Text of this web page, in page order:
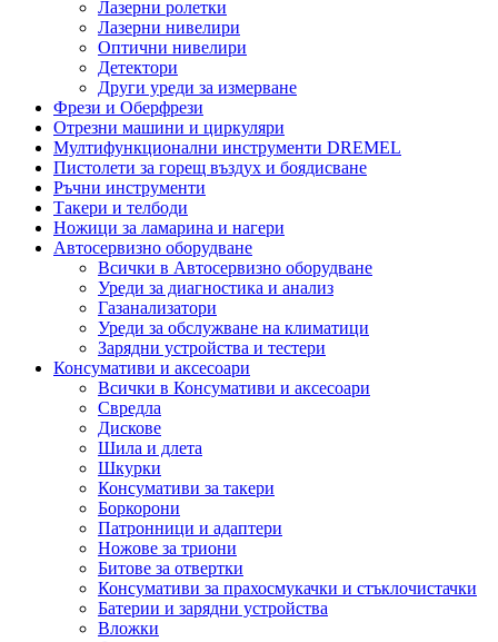
Лазерни ролетки
Лазерни нивелири
Оптични нивелири
Детектори
Други уреди за измерване
Фрези и Оберфрези
Отрезни машини и циркуляри
Мултифункционални инструменти DREMEL
Пистолети за горещ въздух и боядисване
Ръчни инструменти
Такери и телбоди
Ножици за ламарина и нагери
Автосервизно оборудване
Всички в Автосервизно оборудване
Уреди за диагностика и анализ
Газанализатори
Уреди за обслужване на климатици
Зарядни устройства и тестери
Консумативи и аксесоари
Всички в Консумативи и аксесоари
Свредла
Дискове
Шила и длета
Шкурки
Консумативи за такери
Боркорони
Патронници и адаптери
Ножове за триони
Битове за отвертки
Консумативи за прахосмукачки и стъклочистачки
Батерии и зарядни устройства
Вложки